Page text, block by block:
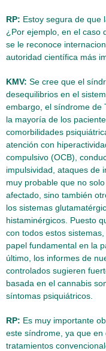
RP: Estoy segura de que
¿Por ejemplo, en el caso
se le reconoce
autoridad científica más
KMV: Se cree que el
desequilibrios en el
embargo, el síndrome de
la mayoría de los
comorbilidades
atención con
compulsivo (OCB),
impulsividad, ataques de
muy probable que no
afectado, sino también
los sistemas
histaminérgicos. Puesto
con todos estos
papel fundamental en la
último, los informes de
controlados sugieren
basada en el cannabis
síntomas psiquiátricos.
RP: Es muy importante
este síndrome, ya que
tratamientos